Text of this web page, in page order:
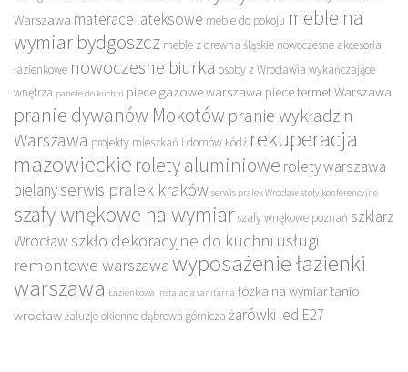
Warszawa materace lateksowe meble do pokoju meble na
wymiar bydgoszcz meble z drewna śląskie nowoczesne akcesoria
łazienkowe nowoczesne biurka osoby z Wrocławia wykańczające
wnętrza panele do kuchni piece gazowe warszawa piece termet Warszawa
pranie dywanów Mokotów pranie wykładzin
Warszawa projekty mieszkań i domów Łódź rekuperacja
mazowieckie rolety aluminiowe rolety warszawa
bielanyserwis pralek kraków serwis pralek Wrocław stoły konferencyjne
szafy wnękowe na wymiar szafy wnękowe poznań szklarz
Wrocław szkło dekoracyjne do kuchni usługi
remontowe warszawawyposażenie łazienki
warszawa Łazienkowa instalacja sanitarna łóżka na wymiar tanio
wrocławżaluzje okienne dąbrowa górnicza żarówki led E27